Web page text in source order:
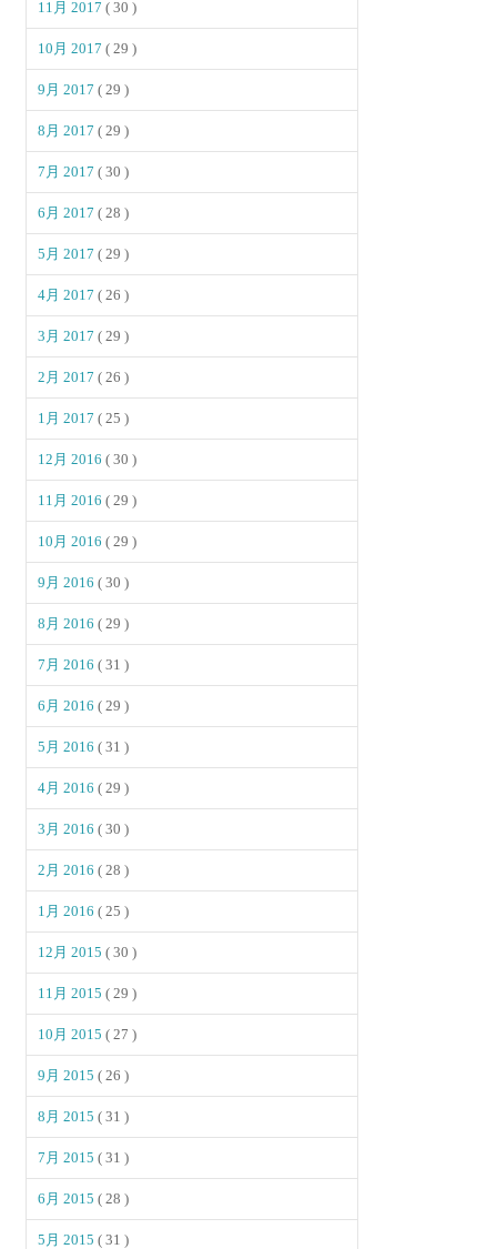
11月 2017( 30 )
10月 2017( 29 )
9月 2017( 29 )
8月 2017( 29 )
7月 2017( 30 )
6月 2017( 28 )
5月 2017( 29 )
4月 2017( 26 )
3月 2017( 29 )
2月 2017( 26 )
1月 2017( 25 )
12月 2016( 30 )
11月 2016( 29 )
10月 2016( 29 )
9月 2016( 30 )
8月 2016( 29 )
7月 2016( 31 )
6月 2016( 29 )
5月 2016( 31 )
4月 2016( 29 )
3月 2016( 30 )
2月 2016( 28 )
1月 2016( 25 )
12月 2015( 30 )
11月 2015( 29 )
10月 2015( 27 )
9月 2015( 26 )
8月 2015( 31 )
7月 2015( 31 )
6月 2015( 28 )
5月 2015( 31 )